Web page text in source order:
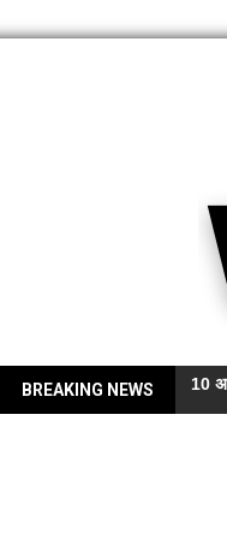
BREAKING NEWS 10